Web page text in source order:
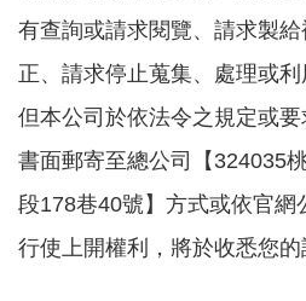
有查詢或請求閱覽、請求製
正、請求停止蒐集、處理或利
但本公司於依法令之規定或
書面郵寄至總公司【324035
段178巷40號】方式或依官網
行使上開權利，將於收悉您的